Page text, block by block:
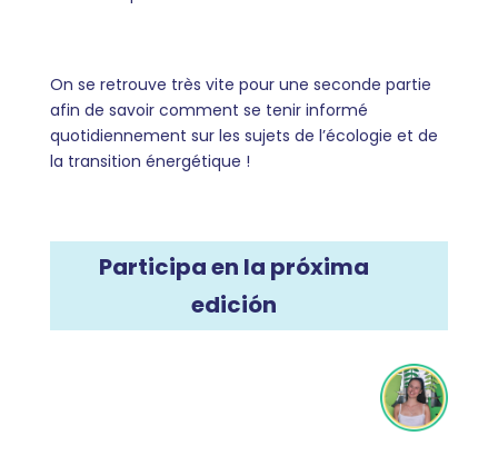
On se retrouve très vite pour une seconde partie
afin de savoir comment se tenir informé
quotidiennement sur les sujets de l’écologie et de
la transition énergétique !
Participa en la próxima
edición